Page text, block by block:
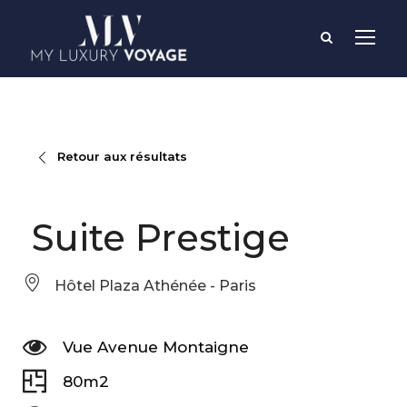
Retour aux résultats
Suite Prestige
Hôtel Plaza Athénée - Paris
Vue Avenue Montaigne
80m2